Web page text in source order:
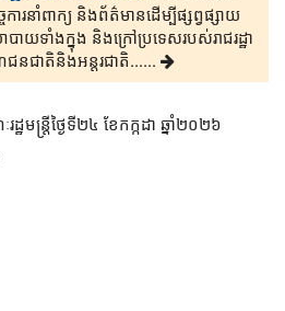
ការ​នាំពាក្យ និងព័ត៌មាន​ដើម្បីផ្សព្វ​ផ្សាយ​​
ាំងក្នុង និងក្រៅ​ប្រទេ​​ស​របស់រាជរដ្ឋា​
នជាតិនិងអន្តរជាតិ......
មន្រ្តីថ្ងៃទី២៤ ខែកក្កដា ឆ្នាំ២០២៦